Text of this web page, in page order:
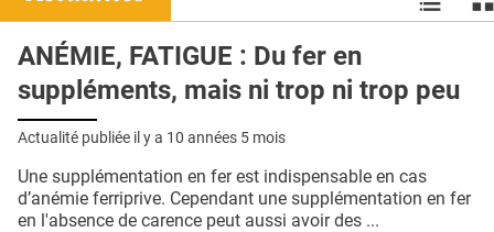
RÉSEAUX
E-REVUE SAD
THÉMA
QUI SOMMES-NOUS ?
les
liste
les
ANÉMIE, FATIGUE : Du fer en
suppléments, mais ni trop ni trop peu
Actualité publiée il y a 10 années 5 mois
Une supplémentation en fer est indispensable en cas
d’anémie ferriprive. Cependant une supplémentation en fer
en l'absence de carence peut aussi avoir des ...